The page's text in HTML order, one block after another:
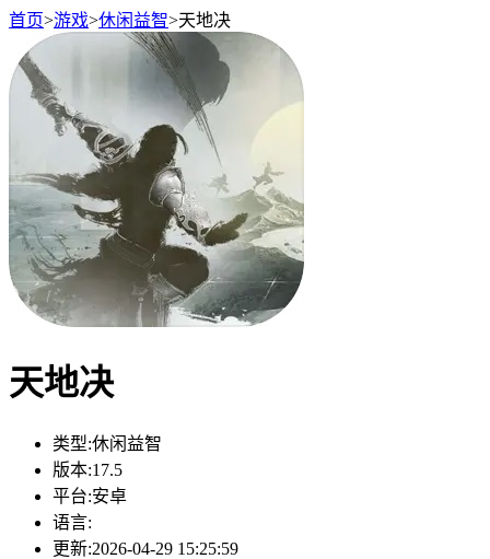
首页>游戏>休闲益智>天地决
天地决
类型:休闲益智
版本:17.5
平台:安卓
语言:
更新:2026-04-29 15:25:59